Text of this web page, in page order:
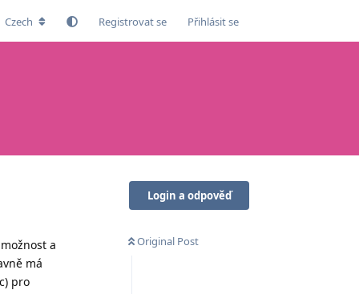
Czech Registrovat se Přihlásit se
Login a odpověď
Original Post
a
má
pro